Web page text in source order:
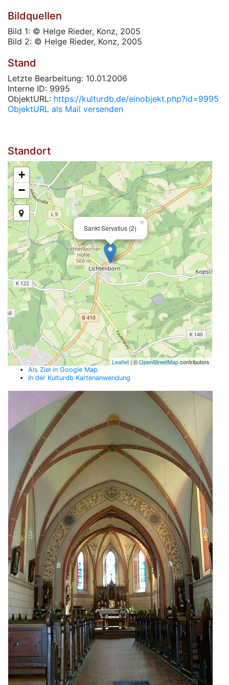
Bildquellen
Bild 1: © Helge Rieder, Konz, 2005
Bild 2: © Helge Rieder, Konz, 2005
Stand
Letzte Bearbeitung: 10.01.2006
Interne ID: 9995
ObjektURL: https://kulturdb.de/einobjekt.php?id=9995
ObjektURL als Mail versenden
Standort
Sankt Servatius (2)
×
+
−
Leaflet| ©OpenStreetMapcontributors
Als Ziel in Google Map
In der Kulturdb Kartenanwendung